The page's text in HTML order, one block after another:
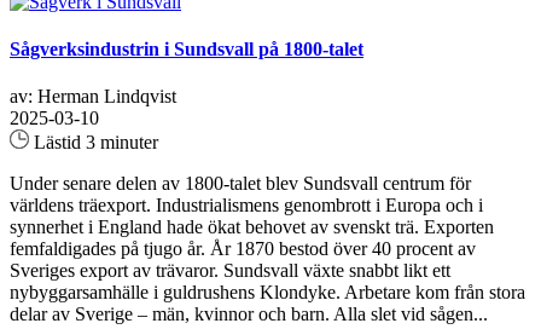
Sågverksindustrin i Sundsvall på 1800-talet
av: Herman Lindqvist
2025-03-10
Lästid 3 minuter
Under senare delen av 1800-talet blev Sundsvall centrum för
världens träexport. Industrialismens genombrott i Europa och i
synnerhet i England hade ökat behovet av svenskt trä. Exporten
femfaldigades på tjugo år. År 1870 bestod över 40 procent av
Sveriges export av trävaror. Sundsvall växte snabbt likt ett
nybyggarsamhälle i guldrushens Klondyke. Arbetare kom från stora
delar av Sverige – män, kvinnor och barn. Alla slet vid sågen...